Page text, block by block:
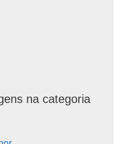
na categoria